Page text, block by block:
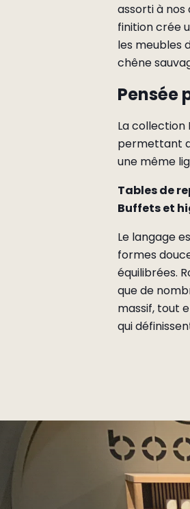
assorti à
finition crée
les meubles
chêne
Pensée
La collection
permettant
une même
Tables de
Buffets et
Le langage
formes
équilibrées.
que de
massif, tout
qui